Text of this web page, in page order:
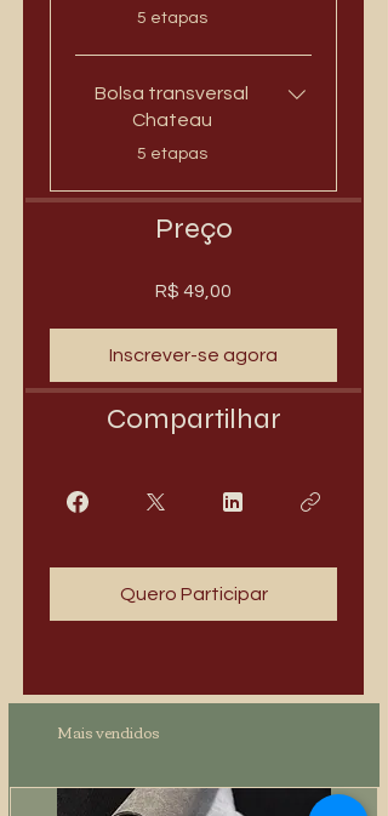
.
5 etapas
Bolsa transversal
Chateau
.
5 etapas
Preço
R$ 49,00
Inscrever-se agora
Compartilhar
Quero Participar
Mais vendidos